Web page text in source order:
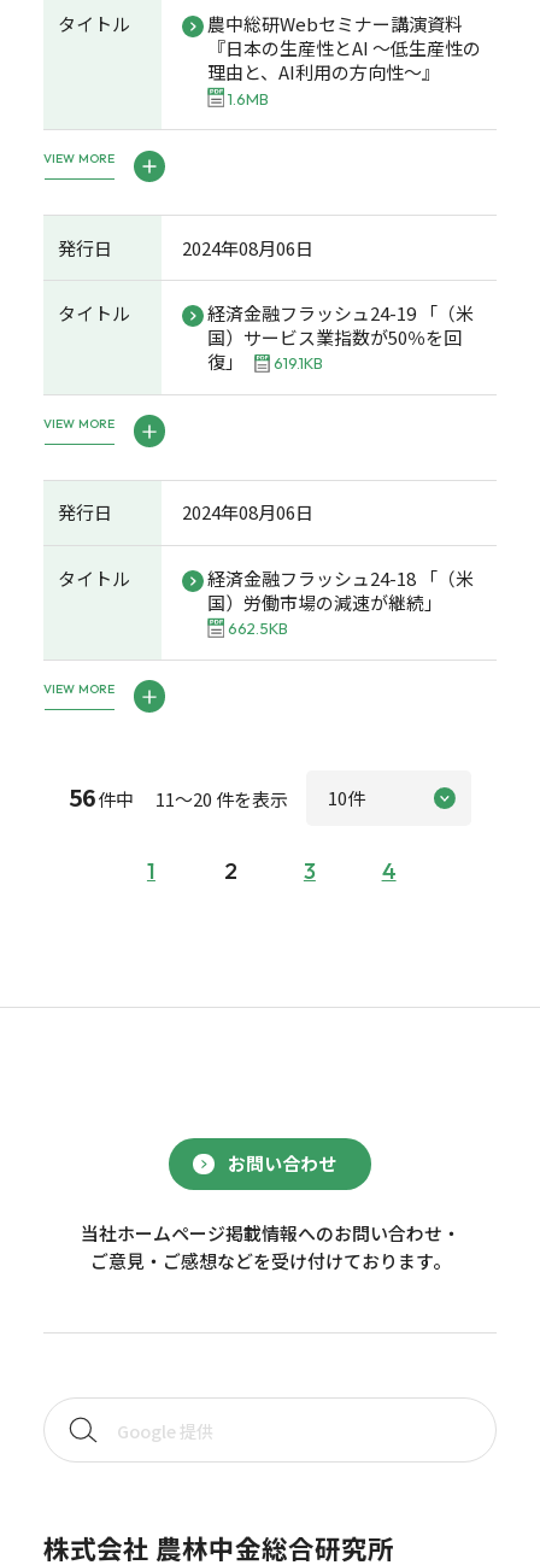
タイトル
農中総研Webセミナー講演資料
『日本の生産性とAI ～低生産性の
理由と、AI利用の方向性～』
1.6MB
VIEW MORE
発行日 2024年08月06日
タイトル
経済金融フラッシュ24-19 「（米
国）サービス業指数が50％を回
復」
619.1KB
VIEW MORE
発行日 2024年08月06日
タイトル
経済金融フラッシュ24-18 「（米
国）労働市場の減速が継続」
662.5KB
VIEW MORE
56件中 11～20 件を表示
1 2 3 4
お問い合わせ
当社ホームページ掲載情報へのお問い合わせ・
ご意見・ご感想などを受け付けております。
株式会社 農林中金総合研究所